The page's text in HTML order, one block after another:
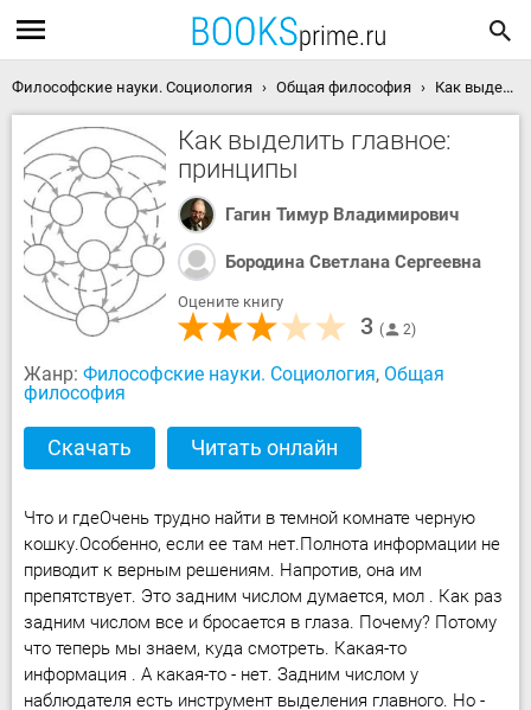
Философские науки. Социология Общая философия Как выделить главное: принципы скачать книгу
Как выделить главное:
принципы
Гагин Тимур Владимирович
Бородина Светлана Сергеевна
Оцените книгу
3 2
Жанр: Философские науки. Социология, Общая
философия
Скачать Читать онлайн
Что и гдеОчень трудно найти в темной комнате черную
кошку.Особенно, если ее там нет.Полнота информации не
приводит к верным решениям. Напротив, она им
препятствует. Это задним числом думается, мол . Как раз
задним числом все и бросается в глаза. Почему? Потому
что теперь мы знаем, куда смотреть. Какая-то
информация . А какая-то - нет. Задним числом у
наблюдателя есть инструмент выделения главного. Но -